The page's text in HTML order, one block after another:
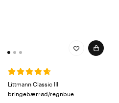
Littmann Classic III
bringebærrød/regnbue